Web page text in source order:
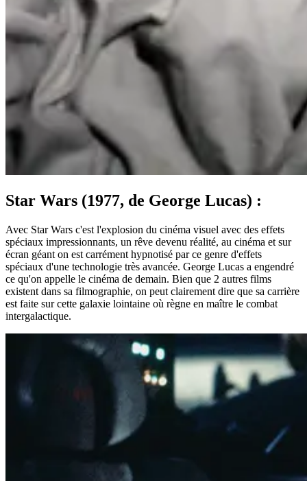
Star Wars (1977, de George Lucas) :
Avec Star Wars c'est l'explosion du cinéma visuel avec des effets
spéciaux impressionnants, un rêve devenu réalité, au cinéma et sur
écran géant on est carrément hypnotisé par ce genre d'effets
spéciaux d'une technologie très avancée. George Lucas a engendré
ce qu'on appelle le cinéma de demain. Bien que 2 autres films
existent dans sa filmographie, on peut clairement dire que sa carrière
est faite sur cette galaxie lointaine où règne en maître le combat
intergalactique.